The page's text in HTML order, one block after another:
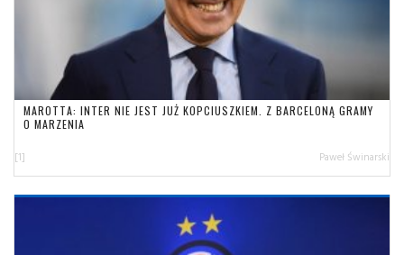
MAROTTA: INTER NIE JEST JUŻ KOPCIUSZKIEM. Z BARCELONĄ GRAMY
O MARZENIA
[1] Paweł Świnarski